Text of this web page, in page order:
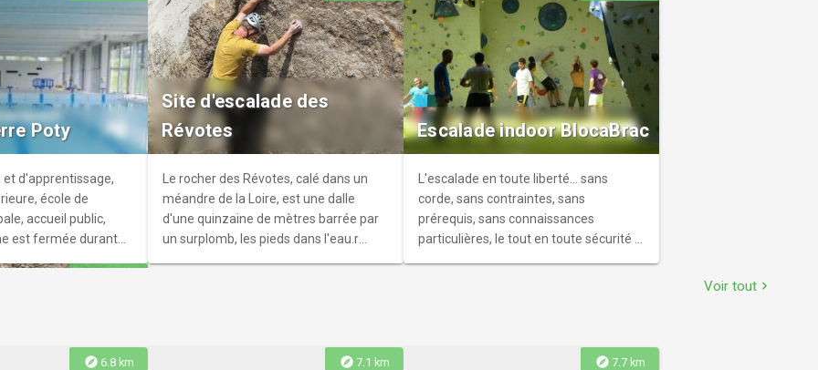
Just-
Poty
et d'apprentissage,
école de
accueil public,
est fermée durant
Site d'escalade des
Révotes
Le rocher des Révotes, calé dans un
méandre de la Loire, est une dalle
d'une quinzaine de mètres barrée par
un surplomb, les pieds dans l'eau.r
Escalade indoor BlocaBrac
L'escalade en toute liberté... sans
corde, sans contraintes, sans
prérequis, sans connaissances
particulières, le tout en toute sécurité ! r
Voir tout chevron_right
explore 6.8 km explore 7.1 km explore 7.7 km